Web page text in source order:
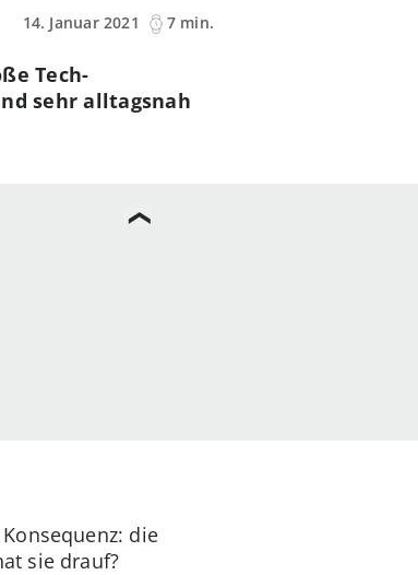
14. Januar 2021
7 min.
Tech-
sehr alltagsnah
die
sie drauf?